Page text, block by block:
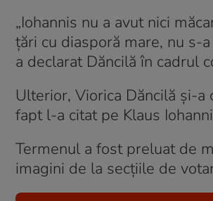
„Iohannis nu a avut nici
țări cu diasporă mare, nu s-
a declarat Dăncilă în cadrul
Ulterior, Viorica Dăncilă și-
fapt l-a citat pe Klaus
Termenul a fost preluat de
imagini de la secțiile de